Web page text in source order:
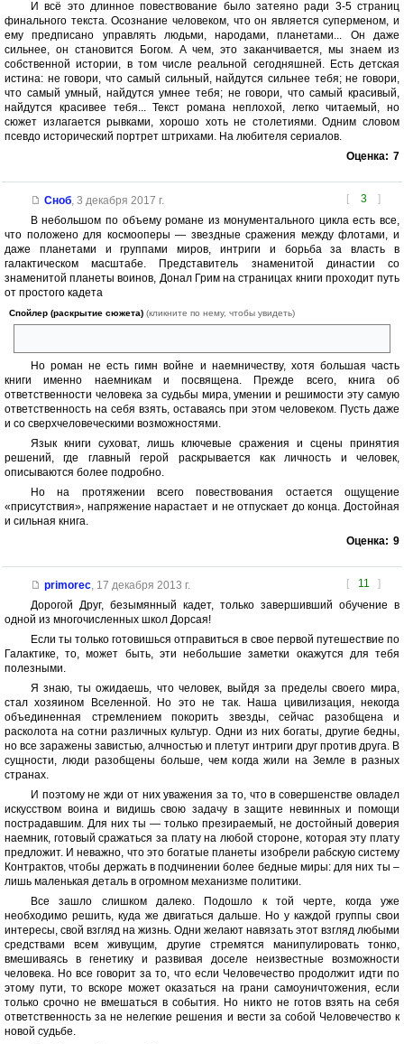
И всё это длинное повествование было затеяно ради 3-5 страниц
финального текста. Осознание человеком, что он является суперменом, и
ему предписано управлять людьми, народами, планетами... Он даже
сильнее, он становится Богом. А чем, это заканчивается, мы знаем из
собственной истории, в том числе реальной сегодняшней. Есть детская
истина: не говори, что самый сильный, найдутся сильнее тебя; не говори,
что самый умный, найдутся умнее тебя; не говори, что самый красивый,
найдутся красивее тебя... Текст романа неплохой, легко читаемый, но
сюжет излагается рывками, хорошо хоть не столетиями. Одним словом
псевдо исторический портрет штрихами. На любителя сериалов.
Оценка: 7
[ 3 ]
Сноб, 3 декабря 2017 г.
В небольшом по объему романе из монументального цикла есть все,
что положено для космооперы — звездные сражения между флотами, и
даже планетами и группами миров, интриги и борьба за власть в
галактическом масштабе. Представитель знаменитой династии со
знаменитой планеты воинов, Донал Грим на страницах книги проходит путь
от простого кадета
Спойлер (раскрытие сюжета) (кликните по нему, чтобы увидеть)
Но роман не есть гимн войне и наемничеству, хотя большая часть
книги именно наемникам и посвящена. Прежде всего, книга об
ответственности человека за судьбы мира, умении и решимости эту самую
ответственность на себя взять, оставаясь при этом человеком. Пусть даже
и со сверхчеловеческими возможностями.
Язык книги суховат, лишь ключевые сражения и сцены принятия
решений, где главный герой раскрывается как личность и человек,
описываются более подробно.
Но на протяжении всего повествования остается ощущение
«присутствия», напряжение нарастает и не отпускает до конца. Достойная
и сильная книга.
Оценка: 9
[ 11 ]
primorec, 17 декабря 2013 г.
Дорогой Друг, безымянный кадет, только завершивший обучение в
одной из многочисленных школ Дорсая!
Если ты только готовишься отправиться в свое первой путешествие по
Галактике, то, может быть, эти небольшие заметки окажутся для тебя
полезными.
Я знаю, ты ожидаешь, что человек, выйдя за пределы своего мира,
стал хозяином Вселенной. Но это не так. Наша цивилизация, некогда
объединенная стремлением покорить звезды, сейчас разобщена и
расколота на сотни различных культур. Одни из них богаты, другие бедны,
но все заражены завистью, алчностью и плетут интриги друг против друга. В
сущности, люди разобщены больше, чем когда жили на Земле в разных
странах.
И поэтому не жди от них уважения за то, что в совершенстве овладел
искусством воина и видишь свою задачу в защите невинных и помощи
пострадавшим. Для них ты — только презираемый, не достойный доверия
наемник, готовый сражаться за плату на любой стороне, которая эту плату
предложит. И неважно, что это богатые планеты изобрели рабскую систему
Контрактов, чтобы держать в подчинении более бедные миры: для них ты –
лишь маленькая деталь в огромном механизме политики.
Все зашло слишком далеко. Подошло к той черте, когда уже
необходимо решить, куда же двигаться дальше. Но у каждой группы свои
интересы, свой взгляд на жизнь. Одни желают навязать этот взгляд любыми
средствами всем живущим, другие стремятся манипулировать тонко,
вмешиваясь в генетику и развивая доселе неизвестные возможности
человека. Но все говорит за то, что если Человечество продолжит идти по
этому пути, то вскоре может оказаться на грани самоуничтожения, если
только срочно не вмешаться в события. Но никто не готов взять на себя
ответственность за не нелегкие решения и вести за собой Человечество к
новой судьбе.